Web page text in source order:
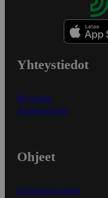
Yhteystiedot
Myymälät
Asiakaspalvelu
Ohjeet
Ensitilaajan ohjeet